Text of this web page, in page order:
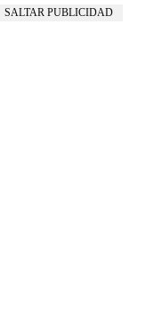
SALTAR PUBLICIDAD